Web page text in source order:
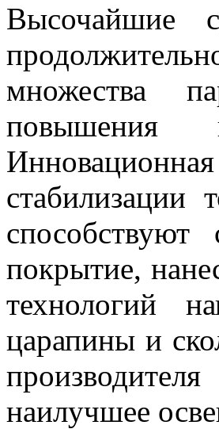
Высочайшие
множества
повышения
стабилизации
способствуют
покрытие,
технологий
царапины и
наилучшее